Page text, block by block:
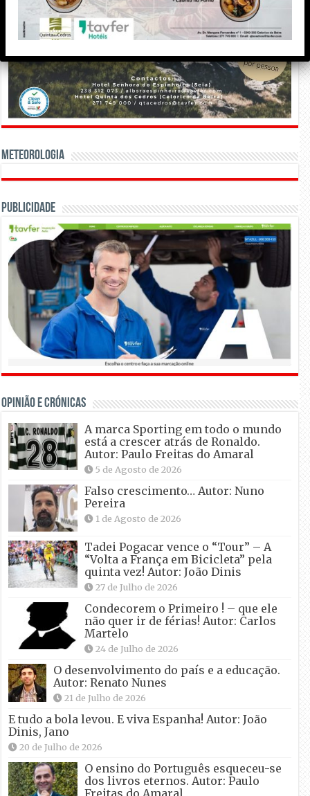
Meteorologia
Publicidade
OPINIÃO E CRÓNICAS
A marca Sporting em todo o mundo
está a crescer atrás de Ronaldo.
Autor: Paulo Freitas do Amaral
5 de Agosto de 2026
Falso crescimento… Autor: Nuno
Pereira
1 de Agosto de 2026
Tadei Pogacar vence o “Tour” – A
“Volta a França em Bicicleta” pela
quinta vez! Autor: João Dinis
27 de Julho de 2026
Condecorem o Primeiro ! – que ele
não quer ir de férias! Autor: Carlos
Martelo
24 de Julho de 2026
O desenvolvimento do país e a educação.
Autor: Renato Nunes
21 de Julho de 2026
E tudo a bola levou. E viva Espanha! Autor: João
Dinis, Jano
20 de Julho de 2026
O ensino do Português esqueceu-se
dos livros eternos. Autor: Paulo
Freitas do Amaral